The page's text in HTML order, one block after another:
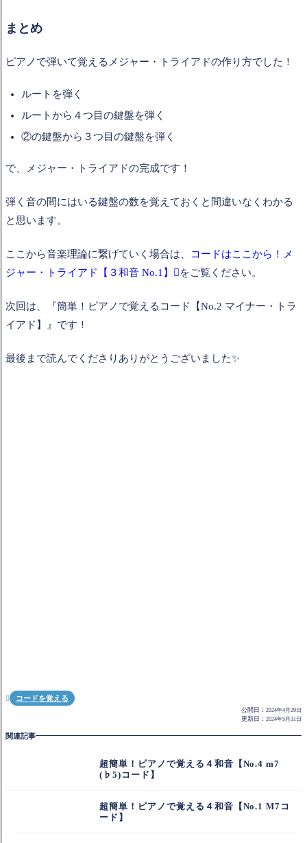
まとめ
ピアノで弾いて覚えるメジャー・トライアドの作り方でした！
ルートを弾く
ルートから４つ目の鍵盤を弾く
②の鍵盤から３つ目の鍵盤を弾く
で、メジャー・トライアドの完成です！
弾く音の間にはいる鍵盤の数を覚えておくと間違いなくわかる
と思います。
ここから音楽理論に繋げていく場合は、
コードはここから！メ
ジャー・トライアド【３和音 No.1】
をご覧ください。
次回は、『簡単！ピアノで覚えるコード【No.2 マイナー・トラ
イアド】』です！
最後まで読んでくださりありがとうございました✨
 コードを覚える
公開日： 2024年4月29日
更新日： 2024年5月31日
関連記事
超簡単！ピアノで覚える４和音【No.4 m7
(♭5)コード】
超簡単！ピアノで覚える４和音【No.1 M7コ
ード】